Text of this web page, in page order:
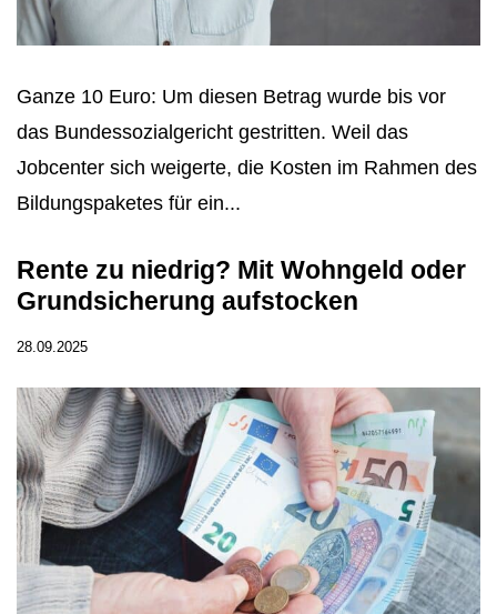
Ganze 10 Euro: Um diesen Betrag wurde bis vor
das Bundessozialgericht gestritten. Weil das
Jobcenter sich weigerte, die Kosten im Rahmen des
Bildungspaketes für ein...
Rente zu niedrig? Mit Wohngeld oder
Grundsicherung aufstocken
28.09.2025